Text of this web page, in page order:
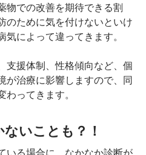
物での改善を期待できる割
のために気を付けないといけ
によって違ってきます。
支援体制、性格傾向など、個
が治療に影響しますので、同
わってきます。
いことも？！
いる場合に、なかなか診断が